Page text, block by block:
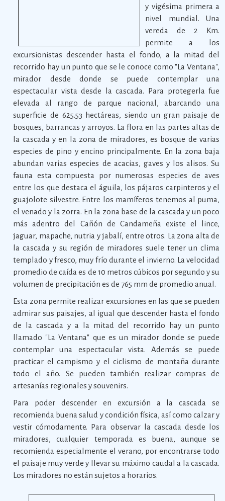
y vigésima primera a
nivel mundial. Una
vereda de 2 Km.
permite a los
excursionistas descender hasta el fondo, a la mitad del
recorrido hay un punto que se le conoce como "La Ventana",
mirador desde donde se puede contemplar una
espectacular vista desde la cascada. Para protegerla fue
elevada al rango de parque nacional, abarcando una
superficie de 625.53 hectáreas, siendo un gran paisaje de
bosques, barrancas y arroyos. La flora en las partes altas de
la cascada y en la zona de miradores, es bosque de varias
especies de pino y encino principalmente. En la zona baja
abundan varias especies de acacias, gaves y los alisos. Su
fauna esta compuesta por numerosas especies de aves
entre los que destaca el águila, los pájaros carpinteros y el
guajolote silvestre. Entre los mamíferos tenemos al puma,
el venado y la zorra. En la zona base de la cascada y un poco
más adentro del Cañón de Candameña existe el lince,
jaguar, mapache, nutria y jabalí, entre otros. La zona alta de
la cascada y su región de miradores suele tener un clima
templado y fresco, muy frío durante el invierno. La velocidad
promedio de caída es de 10 metros cúbicos por segundo y su
volumen de precipitación es de 765 mm de promedio anual.
Esta zona permite realizar excursiones en las que se pueden
admirar sus paisajes, al igual que descender hasta el fondo
de la cascada y a la mitad del recorrido hay un punto
llamado "La Ventana" que es un mirador donde se puede
contemplar una espectacular vista. Además se puede
practicar el campismo y el ciclismo de montaña durante
todo el año. Se pueden también realizar compras de
artesanías regionales y souvenirs.
Para poder descender en excursión a la cascada se
recomienda buena salud y condición física, así como calzar y
vestir cómodamente. Para observar la cascada desde los
miradores, cualquier temporada es buena, aunque se
recomienda especialmente el verano, por encontrarse todo
el paisaje muy verde y llevar su máximo caudal a la cascada.
Los miradores no están sujetos a horarios.